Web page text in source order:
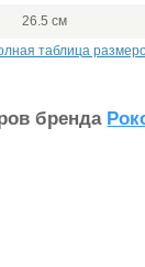
26.5 см
таблица
бренда